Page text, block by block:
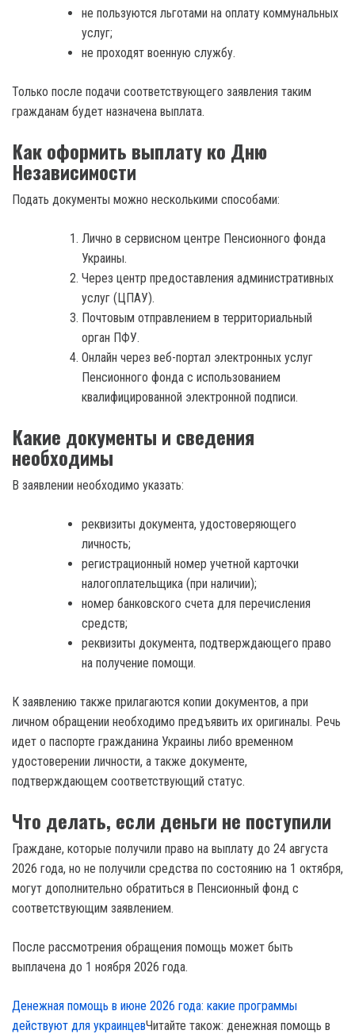
не пользуются льготами на оплату коммунальных
услуг;
не проходят военную службу.
Только после подачи соответствующего заявления таким
гражданам будет назначена выплата.
Как оформить выплату ко Дню
Независимости
Подать документы можно несколькими способами:
Лично в сервисном центре Пенсионного фонда
Украины.
Через центр предоставления административных
услуг (ЦПАУ).
Почтовым отправлением в территориальный
орган ПФУ.
Онлайн через веб-портал электронных услуг
Пенсионного фонда с использованием
квалифицированной электронной подписи.
Какие документы и сведения
необходимы
В заявлении необходимо указать:
реквизиты документа, удостоверяющего
личность;
регистрационный номер учетной карточки
налогоплательщика (при наличии);
номер банковского счета для перечисления
средств;
реквизиты документа, подтверждающего право
на получение помощи.
К заявлению также прилагаются копии документов, а при
личном обращении необходимо предъявить их оригиналы. Речь
идет о паспорте гражданина Украины либо временном
удостоверении личности, а также документе,
подтверждающем соответствующий статус.
Что делать, если деньги не поступили
Граждане, которые получили право на выплату до 24 августа
2026 года, но не получили средства по состоянию на 1 октября,
могут дополнительно обратиться в Пенсионный фонд с
соответствующим заявлением.
После рассмотрения обращения помощь может быть
выплачена до 1 ноября 2026 года.
Денежная помощь в июне 2026 года: какие программы
действуют для украинцевЧитайте також: денежная помощь в